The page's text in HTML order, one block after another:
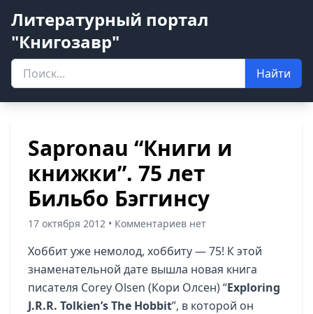
Литературный портал
"Книгозавр"
Найти
Sapronau “Книги и
книжки”. 75 лет
Бильбо Бэггинсу
17 октября 2012 • Комментариев нет
Хоббит уже немолод, хоббиту — 75! К этой
знаменательной дате вышла новая книга
писателя Corey Olsen (Кори Олсен) “Exploring
J.R.R. Tolkien’s The Hobbit”, в которой он